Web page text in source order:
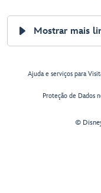
Mostrar mais
Ajuda e serviços para
Proteção de Dados
©